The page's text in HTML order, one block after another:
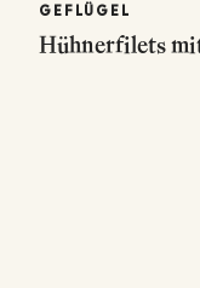
GEFLÜGEL
Hühnerfilets